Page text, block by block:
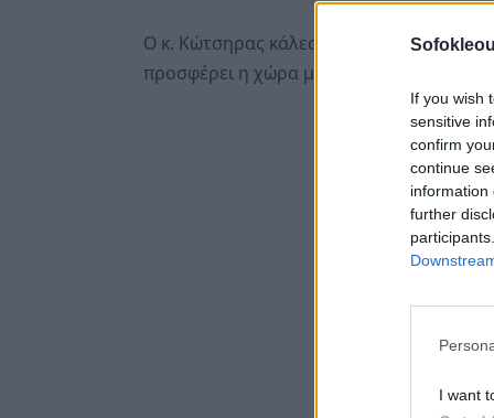
If you wish
sensitive
confirm
continue
information
further
I want
Ο κ. Κώτσηρας κάλεσε, επίσης, τους
προσφέρει η χώρα μας.